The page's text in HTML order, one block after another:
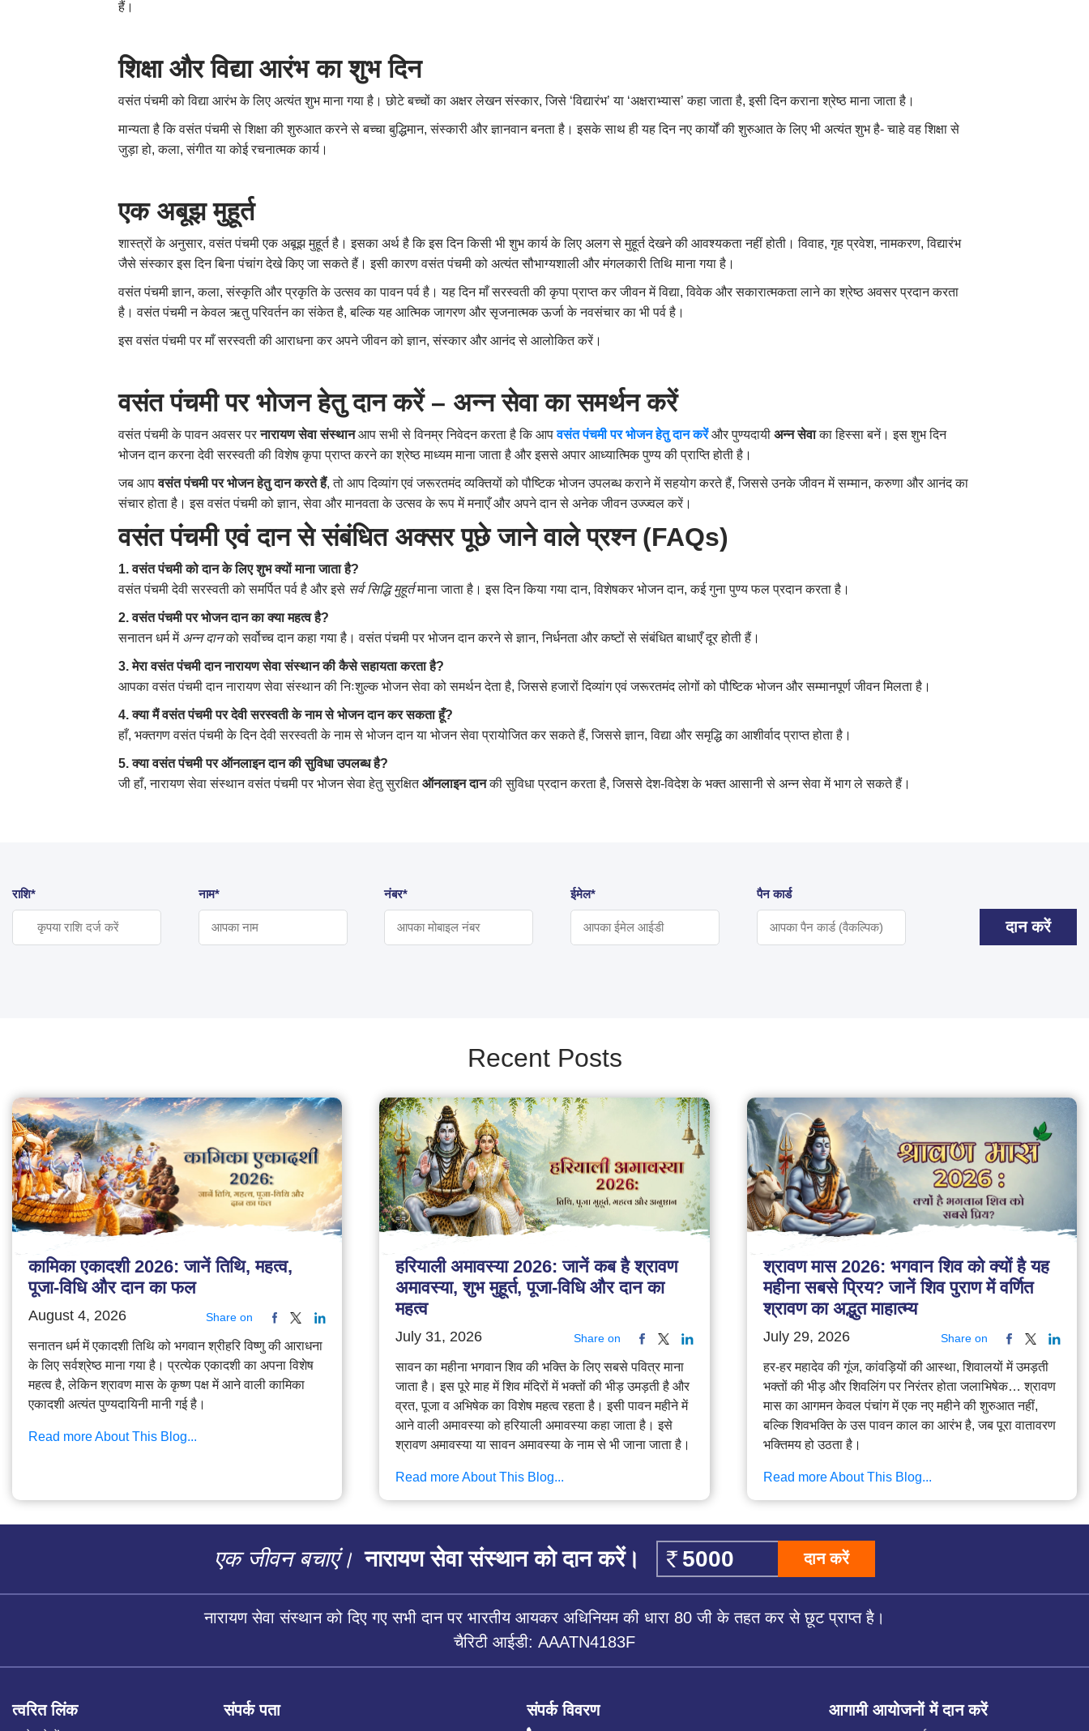
हैं।
शिक्षा और विद्या आरंभ का शुभ दिन
वसंत पंचमी को विद्या आरंभ के लिए अत्यंत शुभ माना गया है। छोटे बच्चों का अक्षर लेखन संस्कार, जिसे ‘विद्यारंभ’ या ‘अक्षराभ्यास’ कहा जाता है, इसी दिन कराना श्रेष्ठ माना जाता है।
मान्यता है कि वसंत पंचमी से शिक्षा की शुरुआत करने से बच्चा बुद्धिमान, संस्कारी और ज्ञानवान बनता है। इसके साथ ही यह दिन नए कार्यों की शुरुआत के लिए भी अत्यंत शुभ है- चाहे वह शिक्षा से
जुड़ा हो, कला, संगीत या कोई रचनात्मक कार्य।
एक अबूझ मुहूर्त
शास्त्रों के अनुसार, वसंत पंचमी एक अबूझ मुहूर्त है। इसका अर्थ है कि इस दिन किसी भी शुभ कार्य के लिए अलग से मुहूर्त देखने की आवश्यकता नहीं होती। विवाह, गृह प्रवेश, नामकरण, विद्यारंभ
जैसे संस्कार इस दिन बिना पंचांग देखे किए जा सकते हैं। इसी कारण वसंत पंचमी को अत्यंत सौभाग्यशाली और मंगलकारी तिथि माना गया है।
वसंत पंचमी ज्ञान, कला, संस्कृति और प्रकृति के उत्सव का पावन पर्व है। यह दिन माँ सरस्वती की कृपा प्राप्त कर जीवन में विद्या, विवेक और सकारात्मकता लाने का श्रेष्ठ अवसर प्रदान करता
है। वसंत पंचमी न केवल ऋतु परिवर्तन का संकेत है, बल्कि यह आत्मिक जागरण और सृजनात्मक ऊर्जा के नवसंचार का भी पर्व है।
इस वसंत पंचमी पर माँ सरस्वती की आराधना कर अपने जीवन को ज्ञान, संस्कार और आनंद से आलोकित करें।
वसंत पंचमी पर भोजन हेतु दान करें – अन्न सेवा का समर्थन करें
वसंत पंचमी के पावन अवसर परनारायण सेवा संस्थानआप सभी से विनम्र निवेदन करता है कि आपवसंत पंचमी पर भोजन हेतु दान करेंऔर पुण्यदायीअन्न सेवाका हिस्सा बनें। इस शुभ दिन
भोजन दान करना देवी सरस्वती की विशेष कृपा प्राप्त करने का श्रेष्ठ माध्यम माना जाता है और इससे अपार आध्यात्मिक पुण्य की प्राप्ति होती है।
जब आपवसंत पंचमी पर भोजन हेतु दान करते हैं, तो आप दिव्यांग एवं जरूरतमंद व्यक्तियों को पौष्टिक भोजन उपलब्ध कराने में सहयोग करते हैं, जिससे उनके जीवन में सम्मान, करुणा और आनंद का
संचार होता है। इस वसंत पंचमी को ज्ञान, सेवा और मानवता के उत्सव के रूप में मनाएँ और अपने दान से अनेक जीवन उज्ज्वल करें।
वसंत पंचमी एवं दान से संबंधित अक्सर पूछे जाने वाले प्रश्न (FAQs)
1. वसंत पंचमी को दान के लिए शुभ क्यों माना जाता है?
वसंत पंचमी देवी सरस्वती को समर्पित पर्व है और इसे सर्व सिद्धि मुहूर्तमाना जाता है। इस दिन किया गया दान, विशेषकर भोजन दान, कई गुना पुण्य फल प्रदान करता है।
2. वसंत पंचमी पर भोजन दान का क्या महत्व है?
सनातन धर्म में अन्न दानको सर्वोच्च दान कहा गया है। वसंत पंचमी पर भोजन दान करने से ज्ञान, निर्धनता और कष्टों से संबंधित बाधाएँ दूर होती हैं।
3. मेरा वसंत पंचमी दान नारायण सेवा संस्थान की कैसे सहायता करता है?
आपका वसंत पंचमी दान नारायण सेवा संस्थान की निःशुल्क भोजन सेवा को समर्थन देता है, जिससे हजारों दिव्यांग एवं जरूरतमंद लोगों को पौष्टिक भोजन और सम्मानपूर्ण जीवन मिलता है।
4. क्या मैं वसंत पंचमी पर देवी सरस्वती के नाम से भोजन दान कर सकता हूँ?
हाँ, भक्तगण वसंत पंचमी के दिन देवी सरस्वती के नाम से भोजन दान या भोजन सेवा प्रायोजित कर सकते हैं, जिससे ज्ञान, विद्या और समृद्धि का आशीर्वाद प्राप्त होता है।
5. क्या वसंत पंचमी पर ऑनलाइन दान की सुविधा उपलब्ध है?
जी हाँ, नारायण सेवा संस्थान वसंत पंचमी पर भोजन सेवा हेतु सुरक्षितऑनलाइन दानकी सुविधा प्रदान करता है, जिससे देश-विदेश के भक्त आसानी से अन्न सेवा में भाग ले सकते हैं।
राशि* नाम* नंबर* ईमेल* पैन कार्ड
दान करें
Recent Posts
कामिका एकादशी 2026: जानें तिथि, महत्व,
पूजा-विधि और दान का फल
August 4, 2026 Share on
सनातन धर्म में एकादशी तिथि को भगवान श्रीहरि विष्णु की आराधना
के लिए सर्वश्रेष्ठ माना गया है। प्रत्येक एकादशी का अपना विशेष
महत्व है, लेकिन श्रावण मास के कृष्ण पक्ष में आने वाली कामिका
एकादशी अत्यंत पुण्यदायिनी मानी गई है।
Read more About This Blog...
हरियाली अमावस्या 2026: जानें कब है श्रावण
अमावस्या, शुभ मुहूर्त, पूजा-विधि और दान का
महत्व
July 31, 2026 Share on
सावन का महीना भगवान शिव की भक्ति के लिए सबसे पवित्र माना
जाता है। इस पूरे माह में शिव मंदिरों में भक्तों की भीड़ उमड़ती है और
व्रत, पूजा व अभिषेक का विशेष महत्व रहता है। इसी पावन महीने में
आने वाली अमावस्या को हरियाली अमावस्या कहा जाता है। इसे
श्रावण अमावस्या या सावन अमावस्या के नाम से भी जाना जाता है।
Read more About This Blog...
श्रावण मास 2026: भगवान शिव को क्यों है यह
महीना सबसे प्रिय? जानें शिव पुराण में वर्णित
श्रावण का अद्भुत माहात्म्य
July 29, 2026 Share on
हर-हर महादेव की गूंज, कांवड़ियों की आस्था, शिवालयों में उमड़ती
भक्तों की भीड़ और शिवलिंग पर निरंतर होता जलाभिषेक… श्रावण
मास का आगमन केवल पंचांग में एक नए महीने की शुरुआत नहीं,
बल्कि शिवभक्ति के उस पावन काल का आरंभ है, जब पूरा वातावरण
भक्तिमय हो उठता है।
Read more About This Blog...
एक जीवन बचाएं। नारायण सेवा संस्थान को दान करें। दान करें
नारायण सेवा संस्थान को दिए गए सभी दान पर भारतीय आयकर अधिनियम की धारा 80 जी के तहत कर से छूट प्राप्त है।
चैरिटी आईडी: AAATN4183F
त्वरित लिंक संपर्क पता संपर्क विवरण आगामी आयोजनों में दान करें